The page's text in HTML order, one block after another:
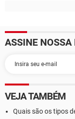
ASSINE NOSSA
VEJA TAMBÉM
Quais são os tipos